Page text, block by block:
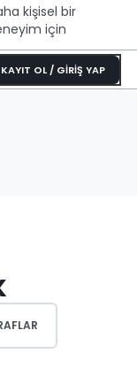
kişisel bir
için
KAYIT OL / GİRİŞ YAP